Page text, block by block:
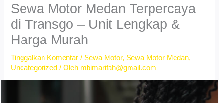
Sewa Motor Medan Terpercaya
di Transgo – Unit Lengkap &
Harga Murah
Tinggalkan Komentar / Sewa Motor, Sewa Motor Medan,
Uncategorized / Oleh mbimarifah@gmail.com